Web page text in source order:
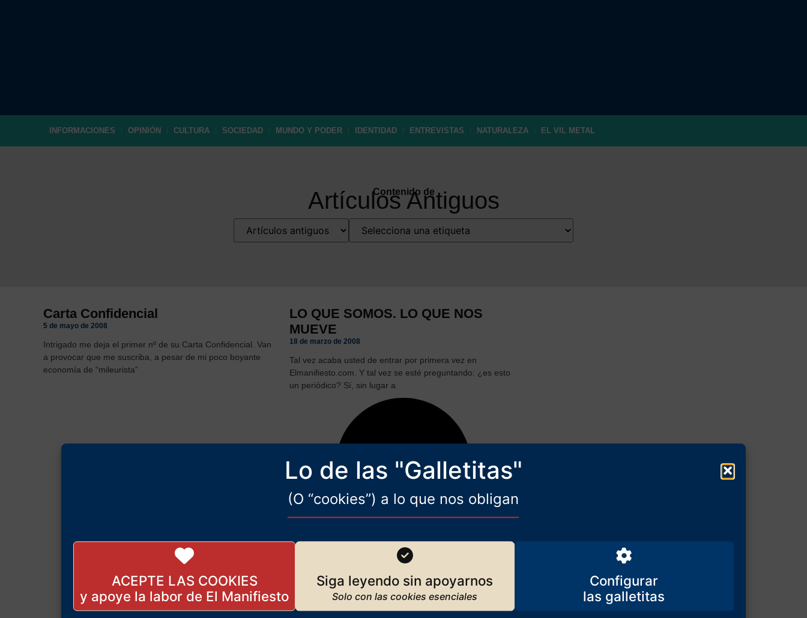
Lo de las "Galletitas"
(O “cookies”) a lo que nos obligan
ACEPTE LAS COOKIES Siga leyendo sin apoyarnos Configurar
INFORMACIONES OPINIÓN CULTURA SOCIEDAD MUNDO Y PODER IDENTIDAD ENTREVISTAS NATURALEZA EL VIL METAL
Contenido de
Artículos Antiguos
Carta Confidencial
5 de mayo de 2008
Intrigado me deja el primer nº de su Carta Confidencial. Van
a provocar que me suscriba, a pesar de mi poco boyante
economía de “mileurista”
LO QUE SOMOS. LO QUE NOS
MUEVE
18 de marzo de 2008
Tal vez acaba usted de entrar por primera vez en
Elmanifiesto.com. Y tal vez se esté preguntando: ¿es esto
un periódico? Sí, sin lugar a